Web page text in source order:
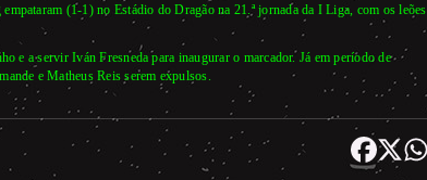
(1-1) no Estádio do Dragão na 21.ª jornada da I Liga, com os leões
e a servir Iván Fresneda para inaugurar o marcador. Já em período de
e Matheus Reis serem expulsos.